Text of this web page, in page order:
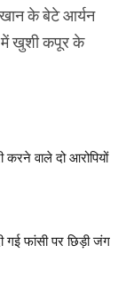
के बेटे आर्यन
में खुशी कपूर के
करने वाले दो आरोपियों
गई फांसी पर छिड़ी जंग